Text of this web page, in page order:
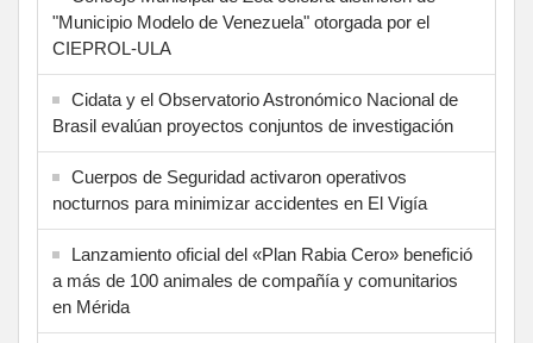
"Municipio Modelo de Venezuela" otorgada por el
CIEPROL-ULA
Cidata y el Observatorio Astronómico Nacional de
Brasil evalúan proyectos conjuntos de investigación
Cuerpos de Seguridad activaron operativos
nocturnos para minimizar accidentes en El Vigía
Lanzamiento oficial del «Plan Rabia Cero» benefició
a más de 100 animales de compañía y comunitarios
en Mérida